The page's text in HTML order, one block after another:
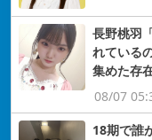
長野桃羽
れている
集めた存
08/07
18期で誰